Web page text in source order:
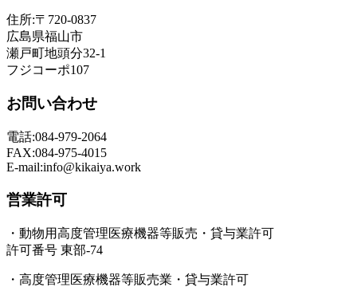
住所:〒720-0837
広島県福山市
瀬戸町地頭分32-1
フジコーポ107
お問い合わせ
電話:084-979-2064
FAX:084-975-4015
E-mail:info@kikaiya.work
営業許可
・動物用高度管理医療機器等販売・貸与業許可
許可番号 東部-74
・高度管理医療機器等販売業・貸与業許可